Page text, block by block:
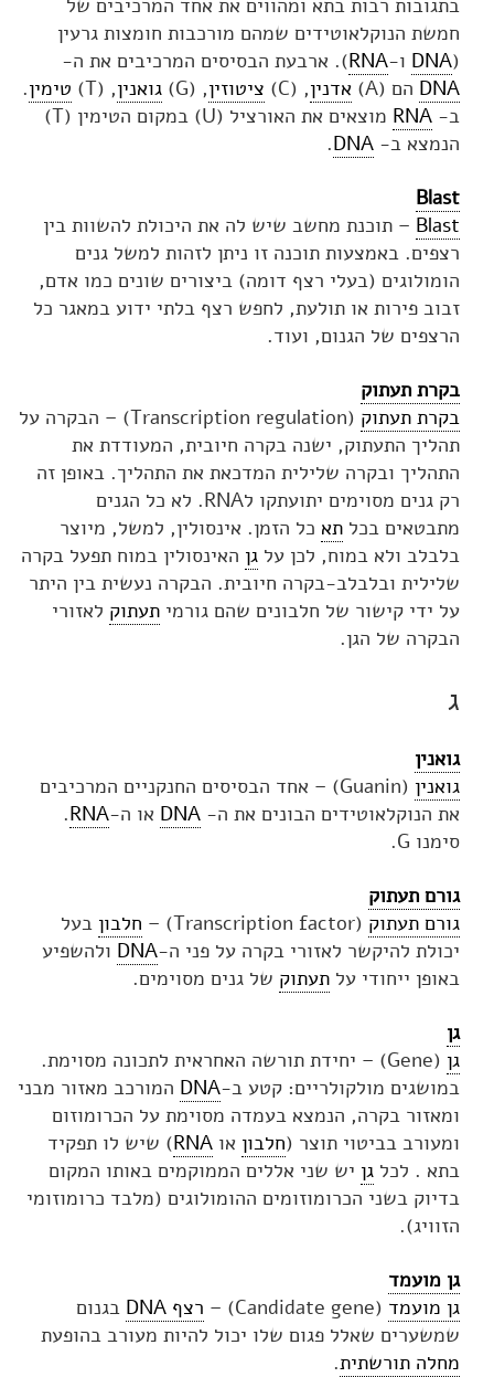
בתגובות רבות בתא ומהווים את אחד המרכיבים של
חמשת הנוקלאוטידים שמהם מורכבות חומצות גרעין
(
DNA ו-RNA). ארבעת הבסיסים המרכיבים את ה-
DNA הם (A) אדנין, (C) ציטוזין, (G) גואנין, (T) טימין.
ב- RNA
מוצאים את האורציל (U) במקום הטימין (T)
הנמצא ב- DNA
.
Blast
Blast – תוכנת מחשב שיש לה את היכולת להשוות בין
רצפים. באמצעות תוכנה זו ניתן לזהות למשל גנים
הומולוגים (בעלי רצף דומה) ביצורים שונים כמו אדם,
זבוב פירות או תולעת, לחפש רצף בלתי ידוע במאגר כל
הרצפים של הגנום, ועוד.
בקרת תעתוק
בקרת תעתוק
(Transcription regulation) – הבקרה על
תהליך התעתוק, ישנה בקרה חיובית, המעודדת את
התהליך ובקרה שלילית המדכאת את התהליך. באופן זה
רק גנים מסוימים יתועתקו לRNA. לא כל הגנים
מתבטאים בכל תא כל הזמן. אינסולין, למשל, מיוצר
בלבלב ולא במוח, לכן על גן האינסולין במוח תפעל בקרה
שלילית ובלבלב-בקרה חיובית. הבקרה נעשית בין היתר
על ידי קישור של חלבונים שהם גורמי תעתוק לאזורי
הבקרה של הגן.
ג
גואנין
גואנין
(Guanin) – אחד הבסיסים החנקניים המרכיבים
את הנוקלאוטידים הבונים את ה- DNA או ה-RNA
.
סימנו G.
גורם תעתוק
גורם תעתוק (Transcription factor) – חלבון בעל
יכולת להיקשר לאזורי בקרה על פני ה-DNA ולהשפיע
באופן ייחודי על תעתוק של גנים מסוימים.
גן
גן
(Gene) – יחידת תורשה האחראית לתכונה מסוימת.
במושגים מולקולריים: קטע ב-DNA המורכב מאזור מבני
ומאזור בקרה, הנמצא בעמדה מסוימת על הכרומוזום
ומעורב בביטוי תוצר (חלבון או RNA) שיש לו תפקיד
בתא . לכל גן יש שני אללים הממוקמים באותו המקום
בדיוק בשני הכרומוזומים ההומולוגים (מלבד כרומוזומי
הזוויג).
גן מועמד
גן מועמד (Candidate gene) – רצף DNA
בגנום
שמשערים שאלל פגום שלו יכול להיות מעורב בהופעת
מחלה תורשתית.